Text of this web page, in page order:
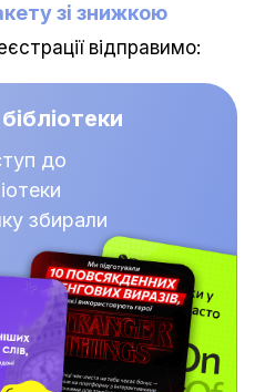
зі знижкою
до
збирали
відправимо: